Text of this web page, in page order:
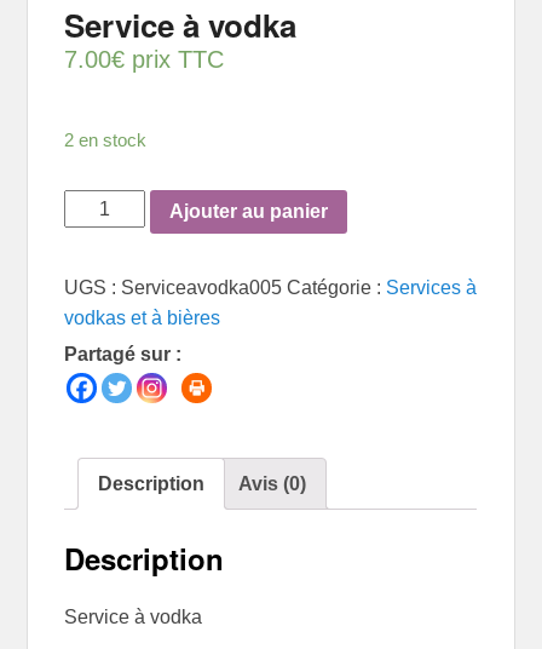
Service à vodka
7.00€ prix TTC
2 en stock
quantité
de
à
vodka
Ajouter au panier
UGS : Serviceavodka005 Catégorie : Services à
vodkas et à bières
Partagé sur :
Description Avis (0)
Description
Service à vodka